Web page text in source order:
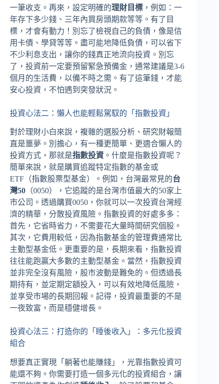
一筆收支。再來，設定明確的理財目標 ，例如：一
年存下多少錢、三年內買房頭期款等等。有了目
標，才會有動力！別忘了檢視自己的負債，像是信
用卡債、學貸等等。盡可能地降低負債，可以省下
不少利息支出，讓你的錢真正地流向投資。別忘
了，投資前一定要預留緊急預備金，通常建議是3-6
個月的生活費，以備不時之需。有了這筆錢，才能
安心投資，不怕遇到突發狀況。
投資心法二：懶人也能輕鬆駕馭的「指數投資」
對於理財小白來說，複雜的選股分析、研究財報簡
直是噩夢。別擔心，有一種更簡單、更適合懶人的
投資方式，那就是指數投資 。什麼是指數投資呢？
簡單來說，就是購買追蹤特定指數的基金或
ETF（指數股票型基金）。例如，台灣最常見的台
灣50 （0050），它追蹤的是台灣市值最大的50家上
市公司。透過購買0050，你就可以一次投資台灣經
濟的精華，分散投資風險。指數投資的好處多多：
首先，它省時省力，不需要花大量時間研究個股。
其次，它費用較低，因為指數基金的管理費通常比
主動型基金低。更重要的是，長期來看，指數投資
往往能跑贏大多數的主動型基金。當然，指數投資
並非完全沒有風險，股市波動是難免的。但透過長
期持有，並定期定額投入，可以有效地降低風險，
並享受市場的長期回報。記得，投資最重要的不是
一夜致富，而是穩健增長。
投資心法三：打造你的「睡後收入」：多元化投資
組合
想要真正實現「躺著也能賺錢」，光靠指數投資可
能還不夠。你需要打造一個多元化的投資組合，讓